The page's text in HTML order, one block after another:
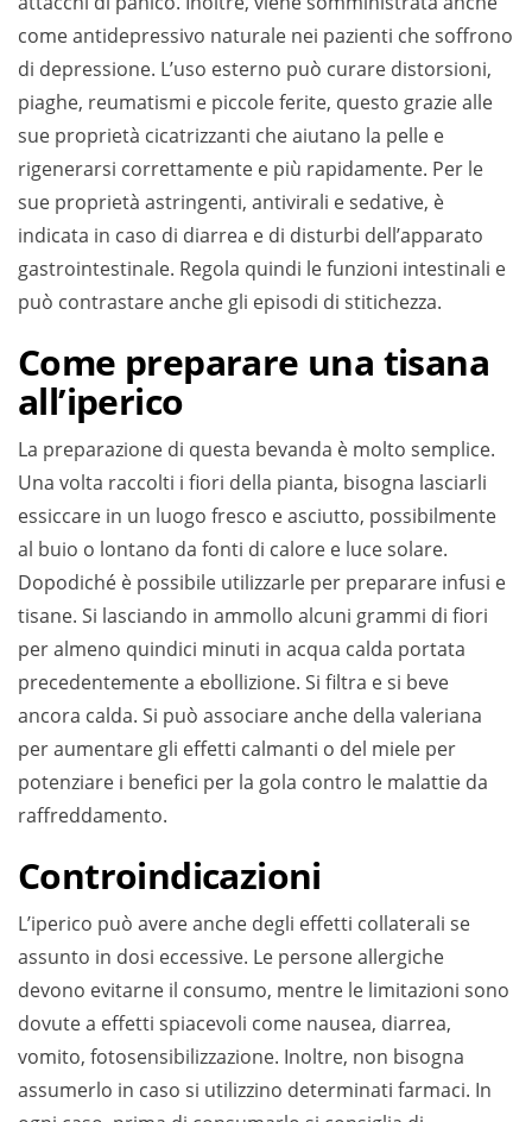
come antidepressivo naturale nei pazienti che soffrono
di depressione. L’uso esterno può curare distorsioni,
piaghe, reumatismi e piccole ferite, questo grazie alle
sue proprietà cicatrizzanti che aiutano la pelle e
rigenerarsi correttamente e più rapidamente. Per le
sue proprietà astringenti, antivirali e sedative, è
indicata in caso di diarrea e di disturbi dell’apparato
gastrointestinale. Regola quindi le funzioni intestinali e
può contrastare anche gli episodi di stitichezza.
Come preparare una tisana
all’iperico
La preparazione di questa bevanda è molto semplice.
Una volta raccolti i fiori della pianta, bisogna lasciarli
essiccare in un luogo fresco e asciutto, possibilmente
al buio o lontano da fonti di calore e luce solare.
Dopodiché è possibile utilizzarle per preparare infusi e
tisane. Si lasciando in ammollo alcuni grammi di fiori
per almeno quindici minuti in acqua calda portata
precedentemente a ebollizione. Si filtra e si beve
ancora calda. Si può associare anche della valeriana
per aumentare gli effetti calmanti o del miele per
potenziare i benefici per la gola contro le malattie da
raffreddamento.
Controindicazioni
L’iperico può avere anche degli effetti collaterali se
assunto in dosi eccessive. Le persone allergiche
devono evitarne il consumo, mentre le limitazioni sono
dovute a effetti spiacevoli come nausea, diarrea,
vomito, fotosensibilizzazione. Inoltre, non bisogna
assumerlo in caso si utilizzino determinati farmaci. In